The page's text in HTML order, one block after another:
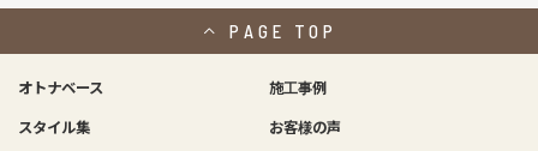
PAGE TOP
オトナベース 施工事例
スタイル集 お客様の声